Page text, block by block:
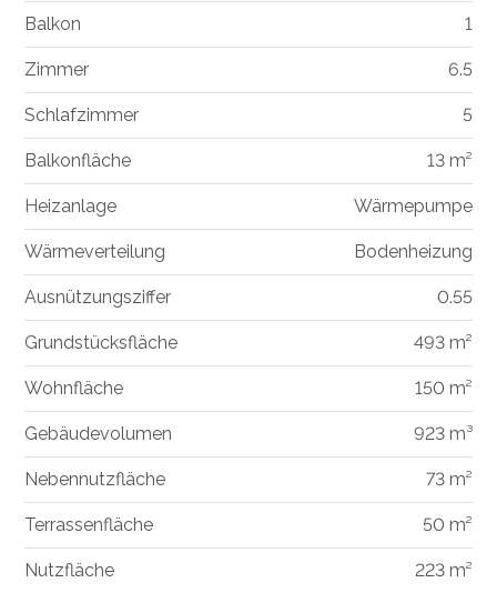
Balkon 1
Zimmer 6.5
Schlafzimmer 5
Balkonfläche 13 m²
Heizanlage Wärmepumpe
Wärmeverteilung Bodenheizung
Ausnützungsziffer 0.55
Grundstücksfläche 493 m²
Wohnfläche 150 m²
Gebäudevolumen 923 m³
Nebennutzfläche 73 m²
Terrassenfläche 50 m²
Nutzfläche 223 m²